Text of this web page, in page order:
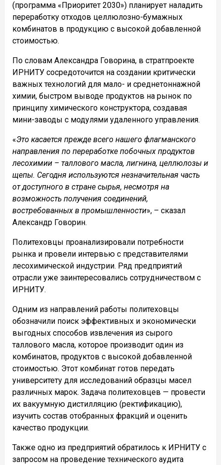
(программа «Приоритет 2030») планирует наладить
переработку отходов целлюлозно-бумажных
комбинатов в продукцию с высокой добавленной
стоимостью.
По словам Александра Говорина, в стратпроекте
ИРНИТУ сосредоточится на создании критически
важных технологий для мало- и среднетоннажной
химии, быстром выводе продуктов на рынок по
принципу химического конструктора, создавая
мини-заводы с модулями удаленного управления.
«Это касается прежде всего нашего флагманского
направления по переработке побочных продуктов
лесохимии – таллового масла, лигнина, целлюлозы и
щепы. Сегодня используются незначительная часть
от доступного в стране сырья, несмотря на
возможность получения соединений,
востребованных в промышленности», – сказал
Александр Говорин.
Политеховцы проанализировали потребности
рынка и провели интервью с представителями
лесохимической индустрии. Ряд предприятий
отрасли уже заинтересовались сотрудничеством с
ИРНИТУ.
Одним из направлений работы политеховцы
обозначили поиск эффективных и экономически
выгодных способов извлечения из сырого
таллового масла, которое производит один из
комбинатов, продуктов с высокой добавленной
стоимостью. Этот комбинат готов передать
университету для исследований образцы масел
различных марок. Задача политеховцев — провести
их вакуумную дистилляцию (ректификацию),
изучить состав отобранных фракций и оценить
качество продукции.
Также одно из предприятий обратилось к ИРНИТУ с
запросом на проведение технического аудита